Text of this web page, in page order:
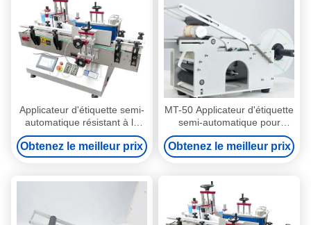
Applicateur d'étiquette semi-
automatique résistant à la
rouille
Obtenez le meilleur prix
MT-50 Applicateur d'étiquette
semi-automatique pour
bouteille de vin ronde Facile
à utiliser Haute productivité
Obtenez le meilleur prix